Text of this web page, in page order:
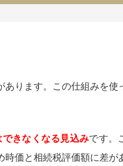
あります。この仕組みを使
きなくなる見込みです。
時価と相続税評価額に差が